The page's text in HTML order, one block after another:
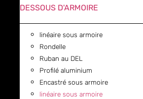
DESSOUS D'ARMOIRE
linéaire sous armoire
Rondelle
Ruban au DEL
Profilé aluminium
Encastré sous armoire
linéaire sous armoire